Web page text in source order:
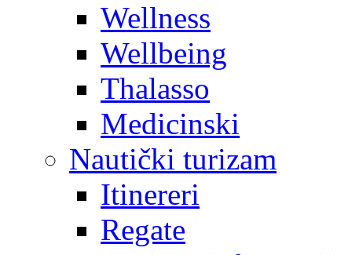
Wellness
Wellbeing
Thalasso
Medicinski
Nautički turizam
Itinereri
Regate